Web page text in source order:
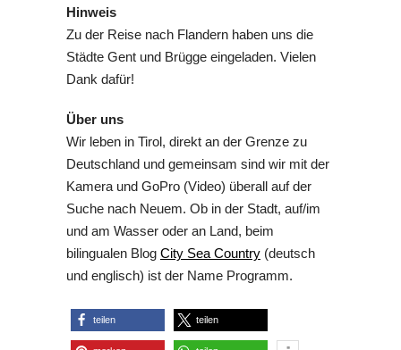
Hinweis
Zu der Reise nach Flandern haben uns die
Städte Gent und Brügge eingeladen. Vielen
Dank dafür!
Über uns
Wir leben in Tirol, direkt an der Grenze zu
Deutschland und gemeinsam sind wir mit der
Kamera und GoPro (Video) überall auf der
Suche nach Neuem. Ob in der Stadt, auf/im
und am Wasser oder an Land, beim
bilingualen Blog City Sea Country (deutsch
und englisch) ist der Name Programm.
teilen teilen